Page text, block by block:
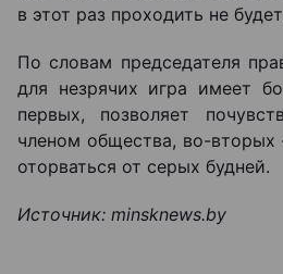
в этот раз проходить не
По словам председателя
для незрячих игра имеет
первых, позволяет
членом общества, во-
оторваться от серых будней.
Источник: minsknews.by